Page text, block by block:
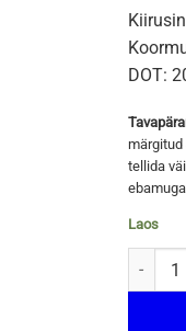
DOT:
märgitud
tellida
Laos